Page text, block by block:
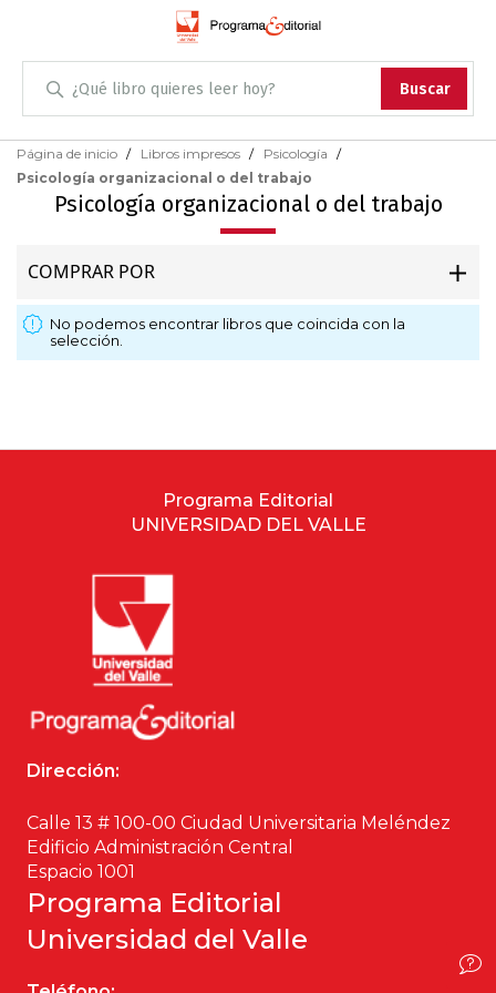
Buscar
Administración
Antropología
Arqueología
Arte
Artes escénicas
Ciencia política
Ciencias Sociales
Conflicto Armado
Construcción de paz
Diseño
Economía
Skip
Content
Página de inicio Libros impresos
Psicología
Psicología organizacional o del trabajo
Psicología organizacional o del trabajo
COMPRAR POR
No podemos encontrar libros que coincida con la
selección.
Programa Editorial
UNIVERSIDAD DEL VALLE
Dirección:
Calle 13 # 100-00 Ciudad Universitaria Meléndez
Edificio Administración Central
Espacio 1001
Programa Editorial
Universidad del Valle